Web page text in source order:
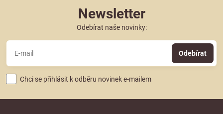
Newsletter
Odebírat naše novinky:
Odebírat
Chci se přihlásit k odběru novinek e-mailem